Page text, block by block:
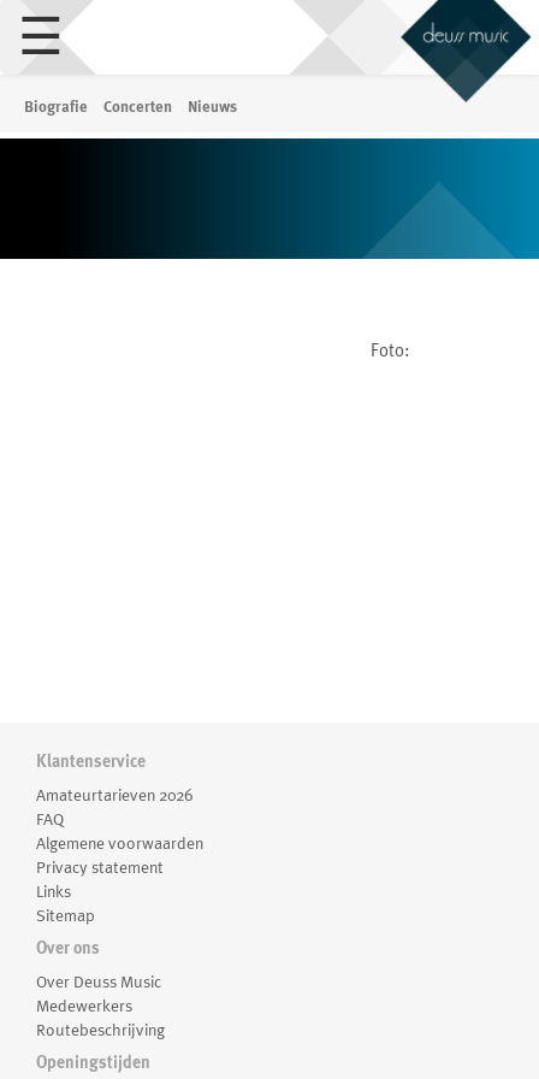
☰
Biografie Concerten Nieuws
Foto:
Klantenservice
Amateurtarieven 2026
FAQ
Algemene voorwaarden
Privacy statement
Links
Sitemap
Over ons
Over Deuss Music
Medewerkers
Routebeschrijving
Openingstijden